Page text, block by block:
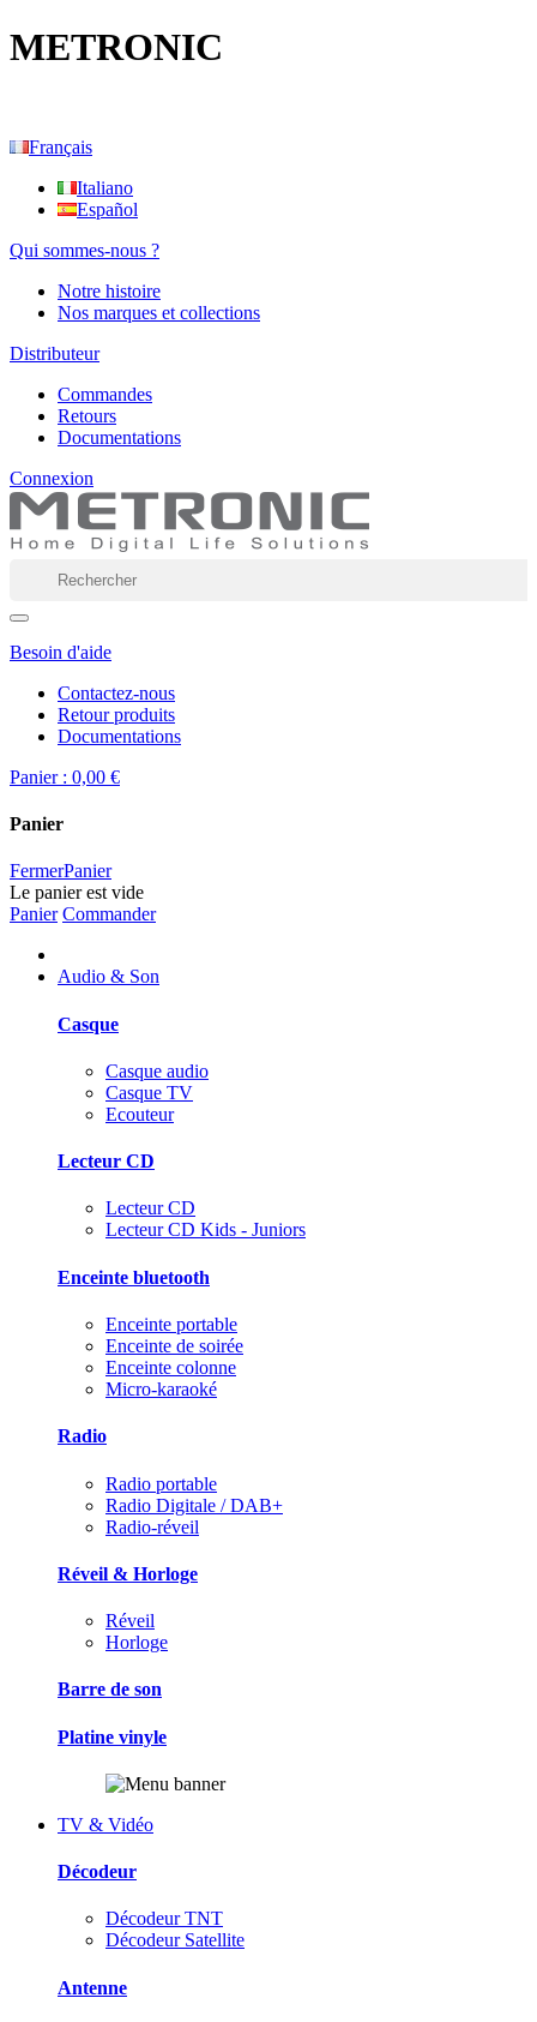
METRONIC
Français
Italiano
Español
Qui sommes-nous ?
Notre histoire
Nos marques et collections
Distributeur
Commandes
Retours
Documentations
Connexion
Besoin d'aide
Contactez-nous
Retour produits
Documentations
Panier : 0,00 €
Panier
FermerPanier
Le panier est vide
Panier Commander
Audio & Son
Casque
Casque audio
Casque TV
Ecouteur
Lecteur CD
Lecteur CD
Lecteur CD Kids - Juniors
Enceinte bluetooth
Enceinte portable
Enceinte de soirée
Enceinte colonne
Micro-karaoké
Radio
Radio portable
Radio Digitale / DAB+
Radio-réveil
Réveil & Horloge
Réveil
Horloge
Barre de son
Platine vinyle
TV & Vidéo
Décodeur
Décodeur TNT
Décodeur Satellite
Antenne